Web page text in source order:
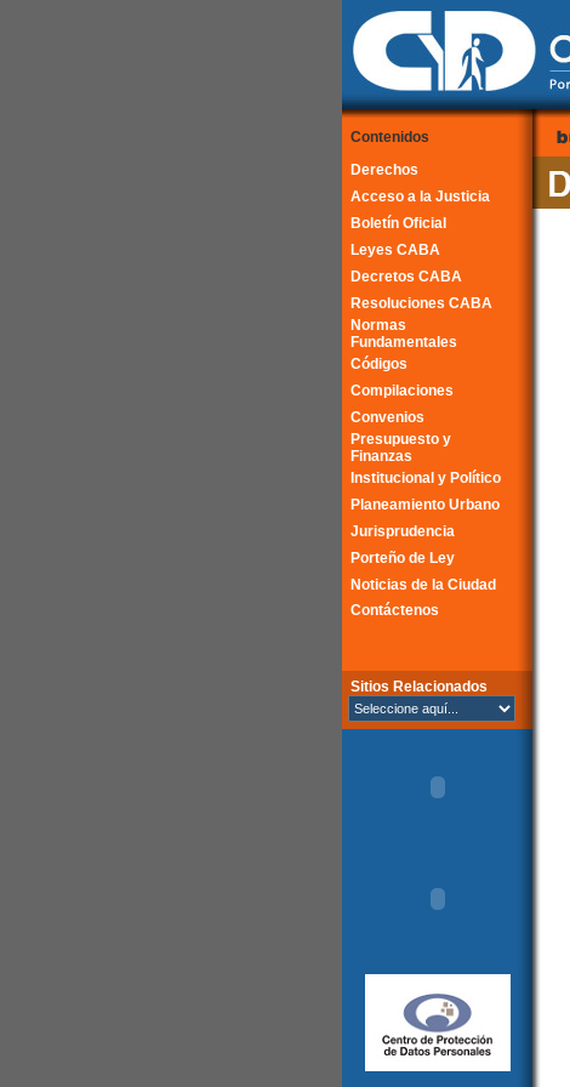
Contenidos
Derechos
Acceso a la Justicia
Boletín Oficial
Leyes CABA
Decretos CABA
Resoluciones CABA
Normas
Fundamentales
Códigos
Compilaciones
Convenios
Presupuesto y
Finanzas
Institucional y Político
Planeamiento Urbano
Jurisprudencia
Porteño de Ley
Noticias de la Ciudad
Contáctenos
Sitios Relacionados